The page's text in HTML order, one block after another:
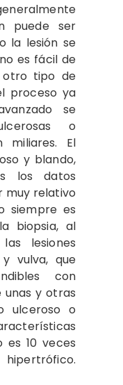
puede ser
la lesión se
es fácil de
otro tipo de
proceso ya
se
o
miliares. El
y blando,
los datos
muy relativo
siempre es
biopsia, al
lesiones
vulva, que
con
unas y otras
ulceroso o
10 veces